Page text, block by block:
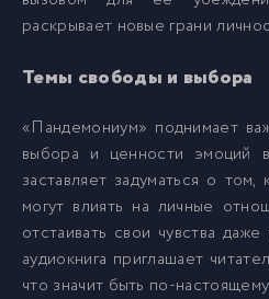
020 - Тогда
21 021 - Сейчас
23 023 - Сейчас
раскрывает новые грани
Темы свободы и выбора
«Пандемониум» поднимает
выбора и ценности эмоций
заставляет задуматься о
могут влиять на личные
отстаивать свои чувства
аудиокнига приглашает
что значит быть по-